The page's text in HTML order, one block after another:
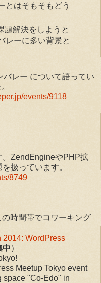
とはそもそもどう
題解決をしようと
レーに多い背景と
バレー について語ってい
events/9118
ZendEngineやPHP拡
扱っています。
8749
時間帯でコワーキング
2014: WordPress
中）
Meetup Tokyo event
space "Co-Edo" in